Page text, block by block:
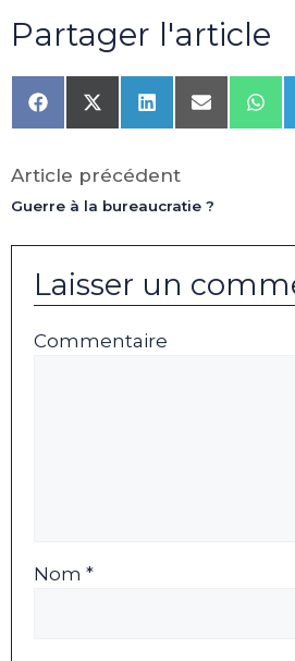
Partager l'article
Share
on
Share
on
(Twitter)
Share
on
Share
on
on
Article précédent
Guerre à la bureaucratie ?
Laisser un
Commentaire
Nom *